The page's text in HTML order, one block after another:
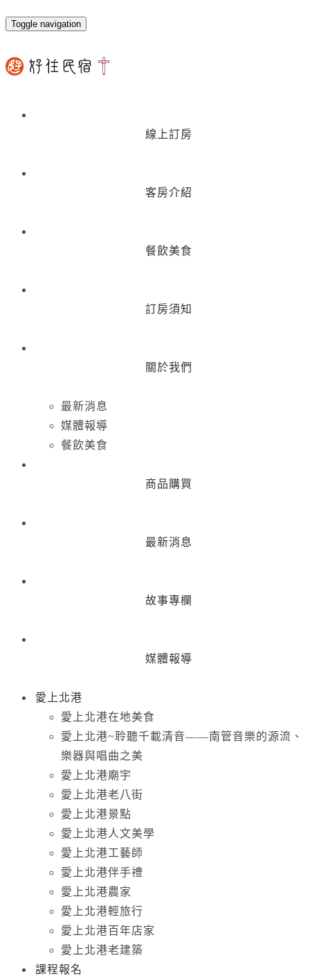
Toggle navigation
線上訂房
客房介紹
餐飲美食
訂房須知
關於我們
最新消息
媒體報導
餐飲美食
商品購買
最新消息
故事專欄
媒體報導
愛上北港
愛上北港在地美食
愛上北港~聆聽千載清音——南管音樂的源流、
樂器與唱曲之美
愛上北港廟宇
愛上北港老八街
愛上北港景點
愛上北港人文美學
愛上北港工藝師
愛上北港伴手禮
愛上北港農家
愛上北港輕旅行
愛上北港百年店家
愛上北港老建築
課程報名